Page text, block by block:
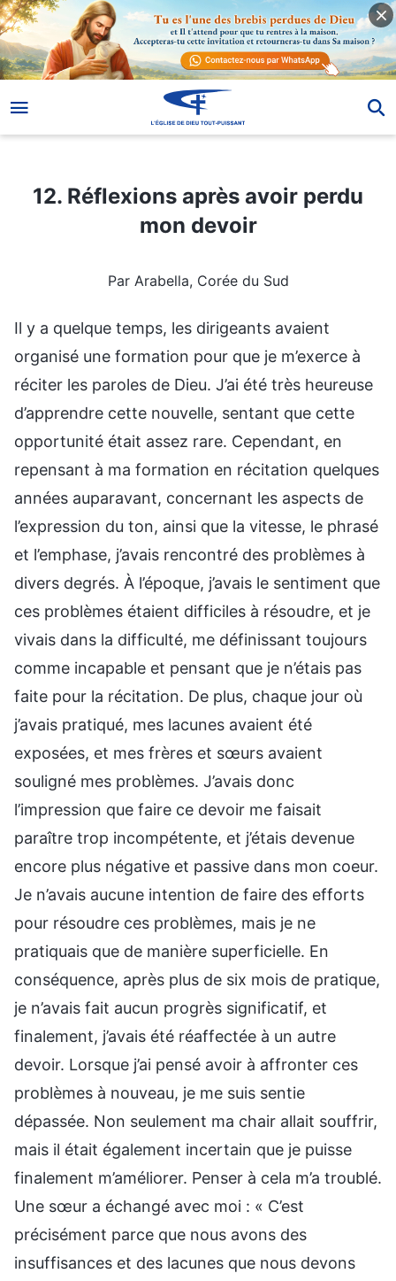
12. Réflexions après avoir perdu mon devoir
12. Réflexions après avoir perdu
mon devoir
Par Arabella, Corée du Sud
Il y a quelque temps, les dirigeants avaient
organisé une formation pour que je m’exerce à
réciter les paroles de Dieu. J’ai été très heureuse
d’apprendre cette nouvelle, sentant que cette
opportunité était assez rare. Cependant, en
repensant à ma formation en récitation quelques
années auparavant, concernant les aspects de
l’expression du ton, ainsi que la vitesse, le phrasé
et l’emphase, j’avais rencontré des problèmes à
divers degrés. À l’époque, j’avais le sentiment que
ces problèmes étaient difficiles à résoudre, et je
vivais dans la difficulté, me définissant toujours
comme incapable et pensant que je n’étais pas
faite pour la récitation. De plus, chaque jour où
j’avais pratiqué, mes lacunes avaient été
exposées, et mes frères et sœurs avaient
souligné mes problèmes. J’avais donc
l’impression que faire ce devoir me faisait
paraître trop incompétente, et j’étais devenue
encore plus négative et passive dans mon coeur.
Je n’avais aucune intention de faire des efforts
pour résoudre ces problèmes, mais je ne
pratiquais que de manière superficielle. En
conséquence, après plus de six mois de pratique,
je n’avais fait aucun progrès significatif, et
finalement, j’avais été réaffectée à un autre
devoir. Lorsque j’ai pensé avoir à affronter ces
problèmes à nouveau, je me suis sentie
dépassée. Non seulement ma chair allait souffrir,
mais il était également incertain que je puisse
finalement m’améliorer. Penser à cela m’a troublé.
Une sœur a échangé avec moi : « C’est
précisément parce que nous avons des
insuffisances et des lacunes que nous devons